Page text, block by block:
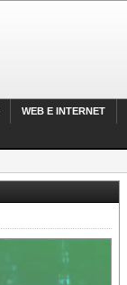
WEB E INTERNET